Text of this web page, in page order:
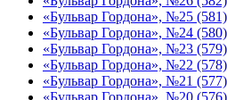
«Бульвар Гордона», №25
«Бульвар Гордона», №24
«Бульвар Гордона», №23
«Бульвар Гордона», №22
«Бульвар Гордона», №21
«Бульвар Гордона», №20